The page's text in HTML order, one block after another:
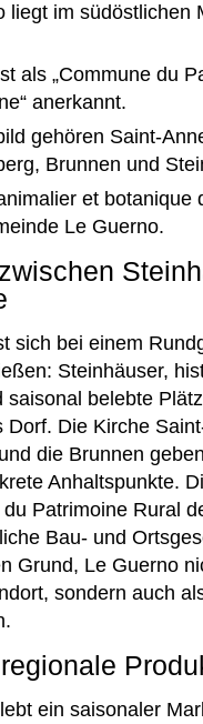
liegt im südöstlichen
als „Commune du
anerkannt.
gehören Saint-
Brunnen und
et botanique
Le Guerno.
sich bei einem
Steinhäuser,
saisonal belebte
Dorf. Die Kirche
die Brunnen
Anhaltspunkte.
Patrimoine Rural
Bau- und
Grund, Le Guerno
sondern auch
ein saisonaler